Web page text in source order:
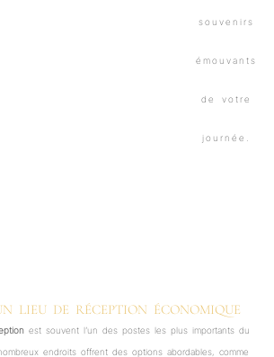
LIEU DE RÉCEPTION ÉCONOMIQUE
est souvent l’un des postes les plus importants du
endroits offrent des options abordables, comme